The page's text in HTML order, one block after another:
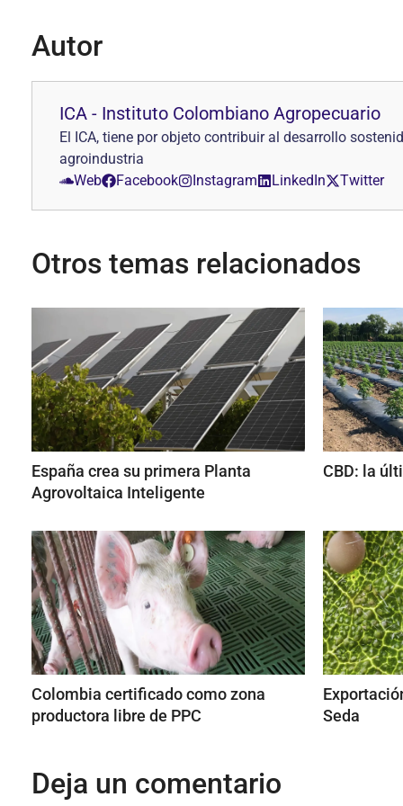
Autor
ICA - Instituto Colombiano Agropecuario
El ICA, tiene por objeto contribuir al desarrollo
agroindustria
Web
Facebook Instagram LinkedIn Twitter
Otros temas relacionados
España crea su primera Planta
Agrovoltaica Inteligente
CBD: la
Colombia certificado como zona
productora libre de PPC
Seda
Deja un comentario